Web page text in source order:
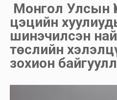
Монгол Улсын
цэцийн
шинэчилсэн
төслийн
зохион